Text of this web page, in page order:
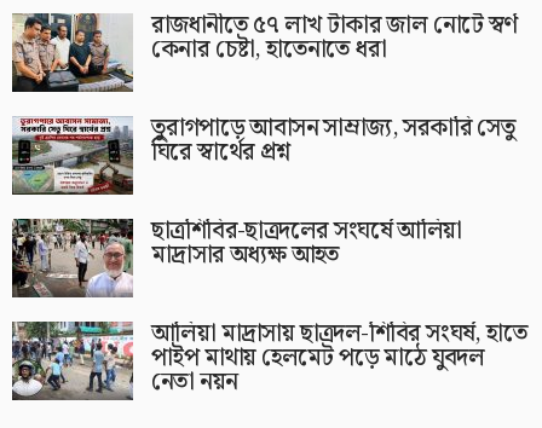
রাজধানীতে ৫৭ লাখ টাকার জাল নোটে স্বর্ণ
কেনার চেষ্টা, হাতেনাতে ধরা
তুরাগপাড়ে আবাসন সাম্রাজ্য, সরকারি সেতু
ঘিরে স্বার্থের প্রশ্ন
ছাত্রশিবির-ছাত্রদলের সংঘর্ষে আলিয়া
মাদ্রাসার অধ্যক্ষ আহত
আলিয়া মাদ্রাসায় ছাত্রদল-শিবির সংঘর্ষ, হাতে
পাইপ মাথায় হেলমেট পড়ে মাঠে যুবদল
নেতা নয়ন